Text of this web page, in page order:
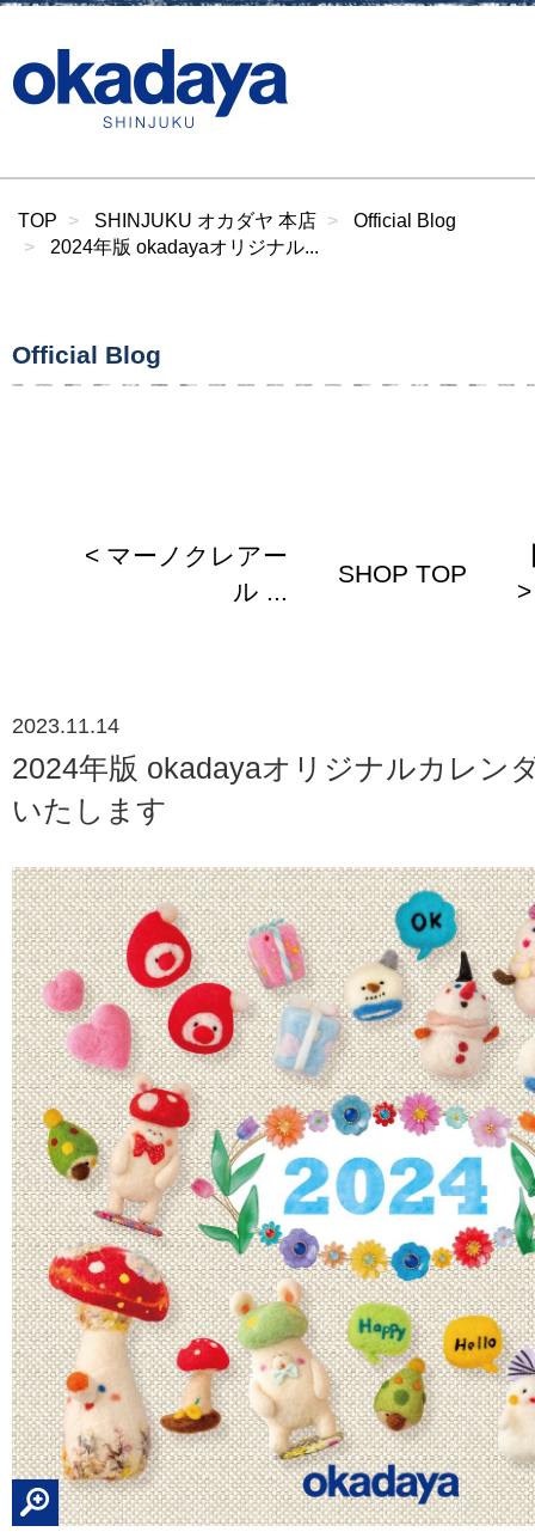
TOP SHINJUKU オカダヤ 本店
Official Blog
2024年版 okadayaオリジナル...
Official Blog
< マーノクレアー
ル ...
SHOP TOP
>
2023.11.14
2024年版 okadayaオリジナルカレン
いたします